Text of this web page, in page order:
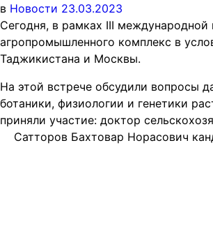
в Новости 23.03.2023
Сегодня, в рамках III международной
агропромышленного комплекс в
Таджикистана и Москвы.
На этой встрече обсудили вопросы
ботаники, физиологии и генетики
приняли участие: доктор
Сатторов Бахтовар Норасович